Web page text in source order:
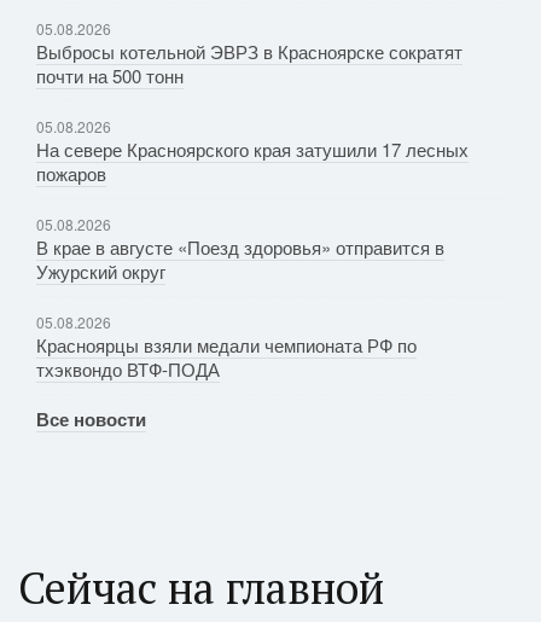
05.08.2026
Выбросы котельной ЭВРЗ в Красноярске сократят
почти на 500 тонн
05.08.2026
На севере Красноярского края затушили 17 лесных
пожаров
05.08.2026
В крае в августе «Поезд здоровья» отправится в
Ужурский округ
05.08.2026
Красноярцы взяли медали чемпионата РФ по
тхэквондо ВТФ-ПОДА
Все новости
Сейчас на главной